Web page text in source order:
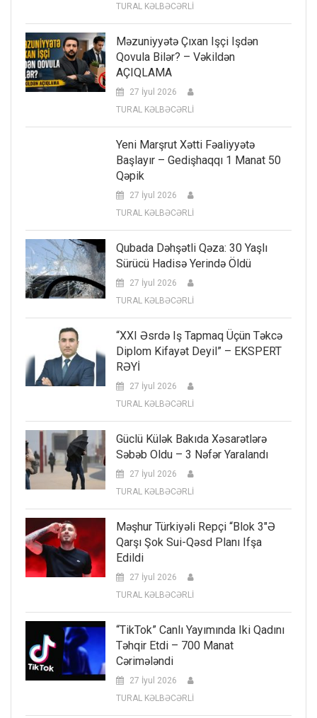
TURAL KƏLBƏCƏRLİ
Məzuniyyətə Çıxan Işçi Işdən
Qovula Bilər? – Vəkildən
AÇIQLAMA
27 İyul 2026
TURAL KƏLBƏCƏRLİ
Yeni Marşrut Xətti Fəaliyyətə
Başlayır – Gedişhaqqı 1 Manat 50
Qəpik
27 İyul 2026
TURAL KƏLBƏCƏRLİ
Qubada Dəhşətli Qəza: 30 Yaşlı
Sürücü Hadisə Yerində Öldü
27 İyul 2026
TURAL KƏLBƏCƏRLİ
“XXI Əsrdə Iş Tapmaq Üçün Təkcə
Diplom Kifayət Deyil” – EKSPERT
RƏYİ
27 İyul 2026
TURAL KƏLBƏCƏRLİ
Güclü Külək Bakıda Xəsarətlərə
Səbəb Oldu – 3 Nəfər Yaralandı
27 İyul 2026
TURAL KƏLBƏCƏRLİ
Məşhur Türkiyəli Repçi “Blok 3″ə
Qarşı Şok Sui-Qəsd Planı Ifşa
Edildi
27 İyul 2026
TURAL KƏLBƏCƏRLİ
“TikTok” Canlı Yayımında Iki Qadını
Təhqir Etdi – 700 Manat
Cərimələndi
27 İyul 2026
TURAL KƏLBƏCƏRLİ